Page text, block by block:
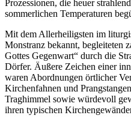
Prozessionen, die heuer
sommerlichen Temperaturen
Mit dem Allerheiligsten im
Monstranz bekannt, begleiteten
Gottes Gegenwart“ durch die
Dörfer. Äußere Zeichen einer
waren Abordnungen örtlicher
Kirchenfahnen und
Traghimmel sowie würdevoll
ihren typischen